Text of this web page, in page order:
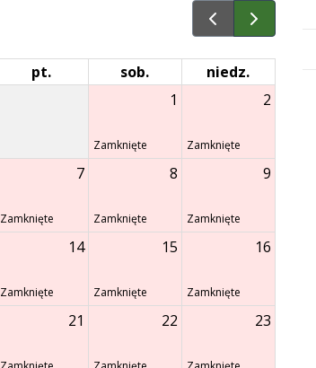
pt. sob.
niedz.
1
Zamknięte
2
Zamknięte
7
Zamknięte
8
Zamknięte
9
Zamknięte
14
Zamknięte
15
Zamknięte
16
Zamknięte
21 22 23